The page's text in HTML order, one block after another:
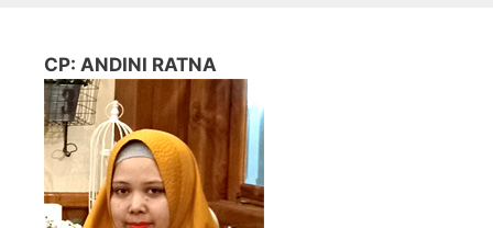
CP: ANDINI RATNA